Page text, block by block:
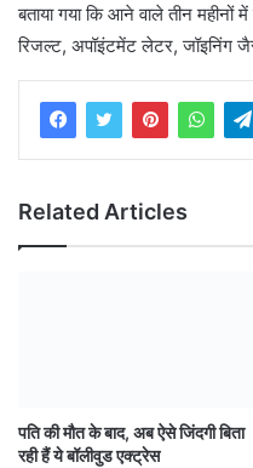
बताया गया कि आने वाले तीन महीनों
रिजल्ट, अपॉइंटमेंट लेटर, जॉइनिंग
Related Articles
पति की मौत के बाद, अब ऐसे जिंदगी बिता
रही हैं ये बॉलीवुड एक्ट्रेस